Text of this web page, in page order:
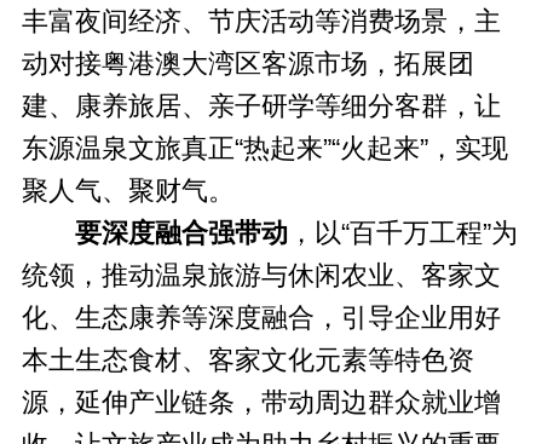
丰富夜间经济、节庆活动等消费场景，主
动对接粤港澳大湾区客源市场，拓展团
建、康养旅居、亲子研学等细分客群，让
东源温泉文旅真正“热起来”“火起来”，实现
聚人气、聚财气。
要深度融合强带动 ，以“百千万工程”为
统领，推动温泉旅游与休闲农业、客家文
化、生态康养等深度融合，引导企业用好
本土生态食材、客家文化元素等特色资
源，延伸产业链条，带动周边群众就业增